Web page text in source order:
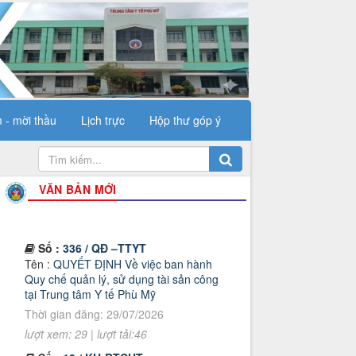
- mời thầu Lịch trực Hộp thư góp ý
VĂN BẢN MỚI
Tên : QUYẾT ĐỊNH Về việc ban hành
Quy chế quản lý, sử dụng tài sản công
tại Trung tâm Y tế Phù Mỹ
Thời gian đăng: 29/07/2026
lượt xem: 29 | lượt tải:46
Số :18 / KH-BTCHT